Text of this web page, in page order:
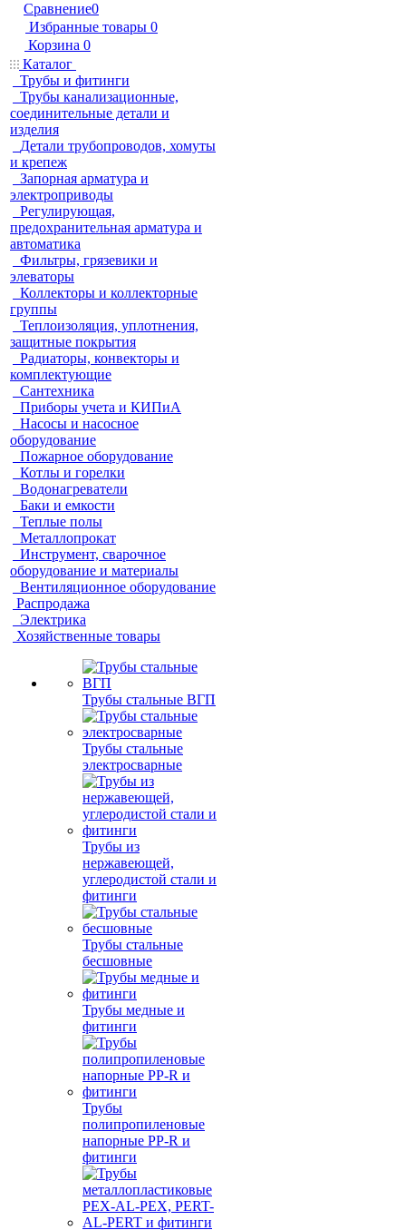
Сравнение0
Избранные товары 0
Корзина 0
Каталог
Трубы и фитинги
Трубы канализационные,
соединительные детали и
изделия
Детали трубопроводов, хомуты
и крепеж
Запорная арматура и
электроприводы
Регулирующая,
предохранительная арматура и
автоматика
Фильтры, грязевики и
элеваторы
Коллекторы и коллекторные
группы
Теплоизоляция, уплотнения,
защитные покрытия
Радиаторы, конвекторы и
комплектующие
Сантехника
Приборы учета и КИПиА
Насосы и насосное
оборудование
Пожарное оборудование
Котлы и горелки
Водонагреватели
Баки и емкости
Теплые полы
Металлопрокат
Инструмент, сварочное
оборудование и материалы
Вентиляционное оборудование
Распродажа
Электрика
Хозяйственные товары
Трубы стальные ВГП
Трубы стальные
электросварные
Трубы из
нержавеющей,
углеродистой стали и
фитинги
Трубы стальные
бесшовные
Трубы медные и
фитинги
Трубы
полипропиленовые
напорные PP-R и
фитинги